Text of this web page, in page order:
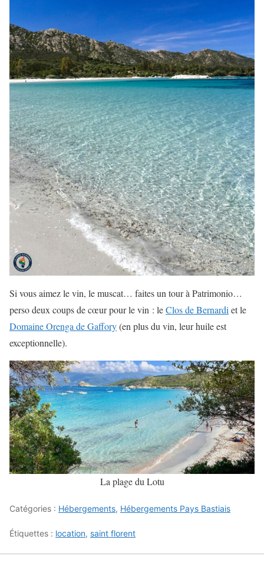
Si vous aimez le vin, le muscat… faites un tour à Patrimonio…
perso deux coups de cœur pour le vin : leClos de Bernardi et le
Domaine Orenga de Gaffory(en plus du vin, leur huile est
exceptionnelle).
La plage du Lotu
Catégories : Hébergements, Hébergements Pays Bastiais
Étiquettes : location, saint florent